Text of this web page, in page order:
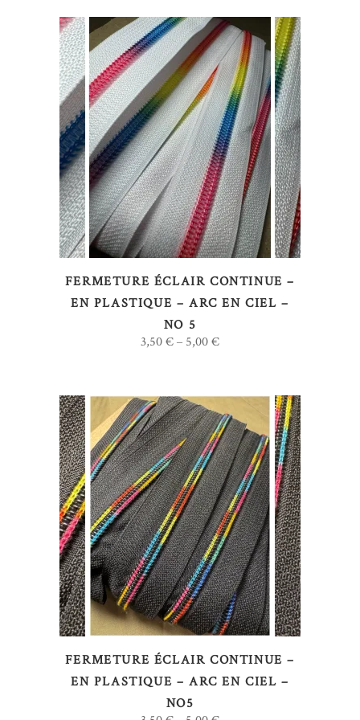
page
du
produit
CHOIX DES OPTIONS
Ce
produit
a
plusieurs
variations.
Les
options
peuvent
être
du
produit
FERMETURE ÉCLAIR CONTINUE –
EN PLASTIQUE – ARC EN CIEL –
NO 5
3,50€ – 5,00€
CHOIX DES OPTIONS
Ce
produit
a
plusieurs
variations.
Les
options
peuvent
être
FERMETURE ÉCLAIR CONTINUE –
EN PLASTIQUE – ARC EN CIEL –
NO5